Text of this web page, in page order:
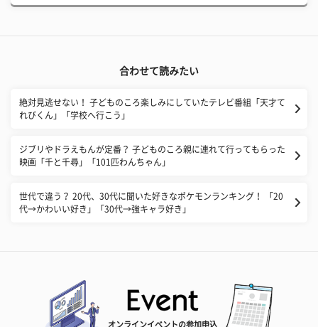
合わせて読みたい
絶対見逃せない！ 子どものころ楽しみにしていたテレビ番組「天才て
れびくん」「学校へ行こう」
ジブリやドラえもんが定番？ 子どものころ親に連れて行ってもらった
映画「千と千尋」「101匹わんちゃん」
世代で違う？ 20代、30代に聞いた好きなポケモンランキング！ 「20
代→かわいい好き」「30代→強キャラ好き」
オンラインイベントの参加申込